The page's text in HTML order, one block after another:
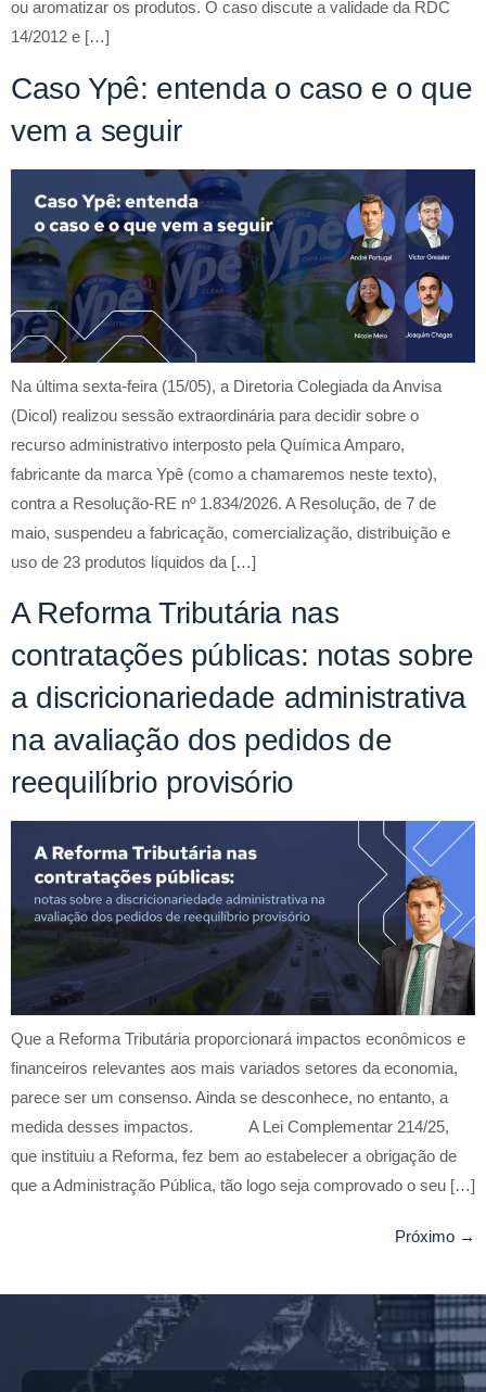
ou aromatizar os produtos. O caso discute a validade da RDC
14/2012 e […]
Caso Ypê: entenda o caso e o que
vem a seguir
Na última sexta-feira (15/05), a Diretoria Colegiada da Anvisa
(Dicol) realizou sessão extraordinária para decidir sobre o
recurso administrativo interposto pela Química Amparo,
fabricante da marca Ypê (como a chamaremos neste texto),
contra a Resolução-RE nº 1.834/2026. A Resolução, de 7 de
maio, suspendeu a fabricação, comercialização, distribuição e
uso de 23 produtos líquidos da […]
A Reforma Tributária nas
contratações públicas: notas sobre
a discricionariedade administrativa
na avaliação dos pedidos de
reequilíbrio provisório
Que a Reforma Tributária proporcionará impactos econômicos e
financeiros relevantes aos mais variados setores da economia,
parece ser um consenso. Ainda se desconhece, no entanto, a
medida desses impactos. A Lei Complementar 214/25,
que instituiu a Reforma, fez bem ao estabelecer a obrigação de
que a Administração Pública, tão logo seja comprovado o seu […]
Próximo →